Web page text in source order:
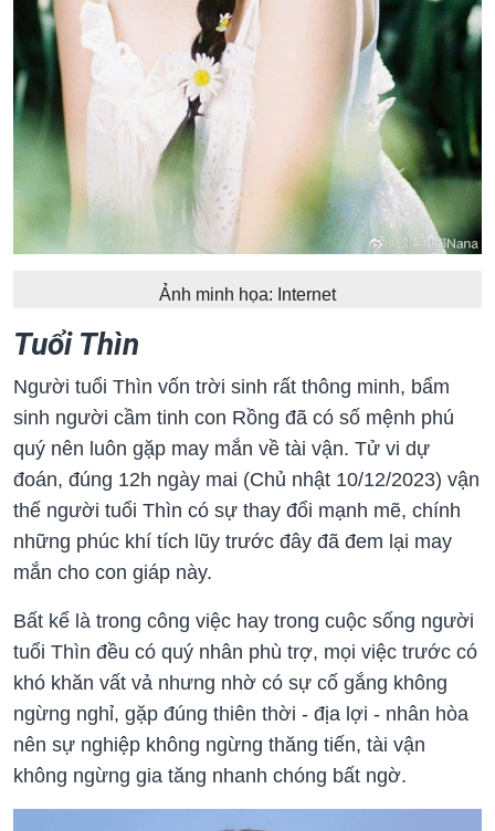
Ảnh minh họa: Internet
Tuổi Thìn
Người tuổi Thìn vốn trời sinh rất thông minh, bẩm
sinh người cầm tinh con Rồng đã có số mệnh phú
quý nên luôn gặp may mắn về tài vận. Tử vi dự
đoán, đúng 12h ngày mai (Chủ nhật 10/12/2023) vận
thế người tuổi Thìn có sự thay đổi mạnh mẽ, chính
những phúc khí tích lũy trước đây đã đem lại may
mắn cho con giáp này.
Bất kể là trong công việc hay trong cuộc sống người
tuổi Thìn đều có quý nhân phù trợ, mọi việc trước có
khó khăn vất vả nhưng nhờ có sự cố gắng không
ngừng nghỉ, gặp đúng thiên thời - địa lợi - nhân hòa
nên sự nghiệp không ngừng thăng tiến, tài vận
không ngừng gia tăng nhanh chóng bất ngờ.